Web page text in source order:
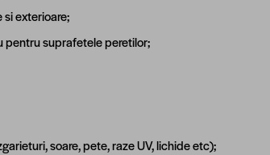
exterioare;
suprafetele peretilor;
soare, pete, raze UV, lichide etc);